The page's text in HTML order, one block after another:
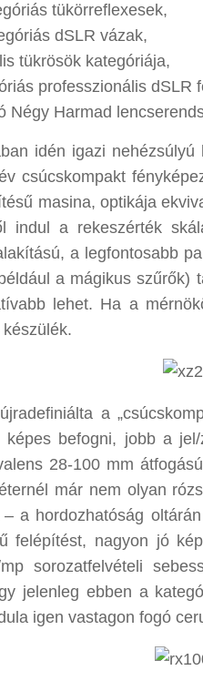
tükörreflexesek,
dSLR vázak,
tükrösök kategóriája,
professzionális dSLR
Négy Harmad
idén igazi
csúcskompakt
masina, optikája
indul a rekeszérték
a legfontosabb
a mágikus
lehet. Ha a
a
képes befogni, jobb a
28-100 mm
már nem olyan
a hordozhatóság
felépítést, nagyon jó
sorozatfelvételi
jelenleg ebben a
igen vastagon fogó